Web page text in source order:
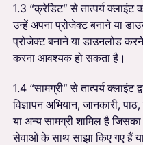
1.3 “क्रेडिट” से तात्पर्य
उन्हें अपना प्रोजेक्ट बनाने या
प्रोजेक्ट बनाने या डाउनलोड
करना आवश्यक हो सकता है।
1.4 “सामग्री” से तात्पर्य क्लाइंट
विज्ञापन अभियान, जानकारी,
या अन्य सामग्री शामिल है
सेवाओं के साथ साझा किए गए हैं